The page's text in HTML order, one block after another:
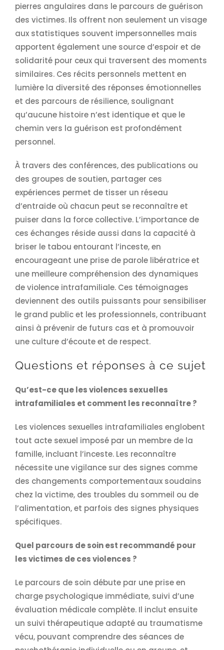
pierres angulaires dans le parcours de guérison
des victimes. Ils offrent non seulement un visage
aux statistiques souvent impersonnelles mais
apportent également une source d’espoir et de
solidarité pour ceux qui traversent des moments
similaires. Ces récits personnels mettent en
lumière la diversité des réponses émotionnelles
et des parcours de résilience, soulignant
qu’aucune histoire n’est identique et que le
chemin vers la guérison est profondément
personnel.
À travers des conférences, des publications ou
des groupes de soutien, partager ces
expériences permet de tisser un réseau
d’entraide où chacun peut se reconnaître et
puiser dans la force collective. L’importance de
ces échanges réside aussi dans la capacité à
briser le tabou entourant l’inceste, en
encourageant une prise de parole libératrice et
une meilleure compréhension des dynamiques
de violence intrafamiliale. Ces témoignages
deviennent des outils puissants pour sensibiliser
le grand public et les professionnels, contribuant
ainsi à prévenir de futurs cas et à promouvoir
une culture d’écoute et de respect.
Questions et réponses à ce sujet
Qu’est-ce que les violences sexuelles
intrafamiliales et comment les reconnaître ?
Les violences sexuelles intrafamiliales englobent
tout acte sexuel imposé par un membre de la
famille, incluant l’inceste. Les reconnaître
nécessite une vigilance sur des signes comme
des changements comportementaux soudains
chez la victime, des troubles du sommeil ou de
l’alimentation, et parfois des signes physiques
spécifiques.
Quel parcours de soin est recommandé pour
les victimes de ces violences ?
Le parcours de soin débute par une prise en
charge psychologique immédiate, suivi d’une
évaluation médicale complète. Il inclut ensuite
un suivi thérapeutique adapté au traumatisme
vécu, pouvant comprendre des séances de